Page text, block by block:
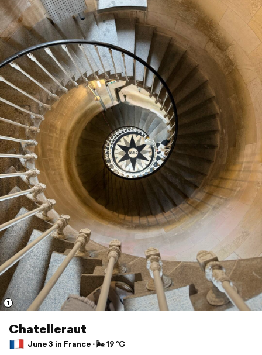
1
Chatelleraut
June 3 in France ⋅ 🌬 19 °C